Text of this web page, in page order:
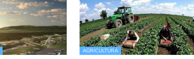
AGRICULTURA